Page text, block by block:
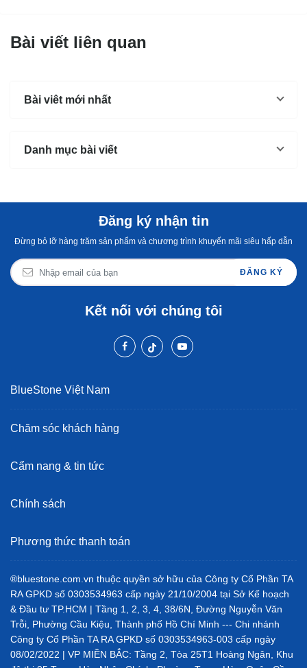
Bài viết liên quan
Bài viêt mới nhất
Danh mục bài viết
Đăng ký nhận tin
Đừng bỏ lỡ hàng trăm sản phẩm và chương trình khuyến mãi siêu hấp dẫn
ĐĂNG KÝ
Kết nối với chúng tôi
BlueStone Việt Nam
Chăm sóc khách hàng
Cẩm nang & tin tức
Chính sách
Phương thức thanh toán
®bluestone.com.vn thuộc quyền sở hữu của Công ty Cổ Phần TA
RA GPKD số 0303534963 cấp ngày 21/10/2004 tại Sở Kế hoạch
& Đầu tư TP.HCM | Tầng 1, 2, 3, 4, 38/6N, Đường Nguyễn Văn
Trỗi, Phường Cầu Kiệu, Thành phố Hồ Chí Minh --- Chi nhánh
Công ty Cổ Phần TA RA GPKD số 0303534963-003 cấp ngày
08/02/2022 | VP MIỀN BẮC: Tầng 2, Tòa 25T1 Hoàng Ngân, Khu